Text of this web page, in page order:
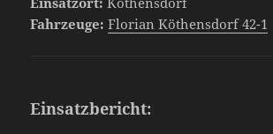
Fahrzeuge: Florian Köthensdorf 42-1
Einsatzbericht: